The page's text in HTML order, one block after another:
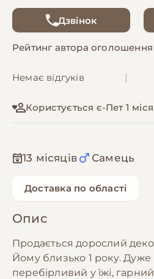
Дзвінок
Рейтинг автора оголошення
Немає відгуків
Користується є-Пет 1
13 місяців Самець
Доставка по області
Опис
Продається дорослий
Йому близько 1 року.
перебірливий у їжі,